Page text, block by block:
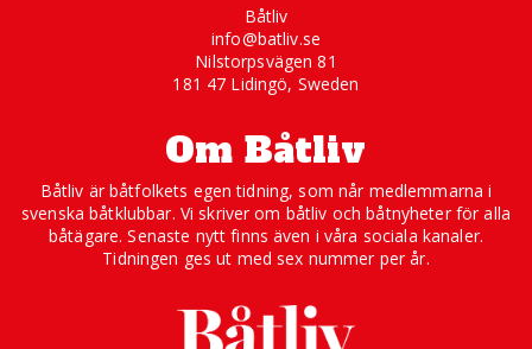
Båtliv
info@batliv.se
Nilstorpsvägen 81
181 47 Lidingö, Sweden
Om Båtliv
Båtliv är båtfolkets egen tidning, som når medlemmarna i
svenska båtklubbar. Vi skriver om båtliv och båtnyheter för alla
båtägare. Senaste nytt finns även i våra sociala kanaler.
Tidningen ges ut med sex nummer per år.